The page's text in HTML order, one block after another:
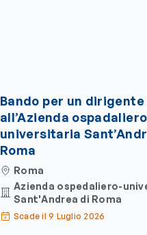
Bando per un
all’Azienda
universitaria
Roma
Roma
Azienda ospedaliero-
Sant'Andrea di Roma
Scade il 9 Luglio 2026